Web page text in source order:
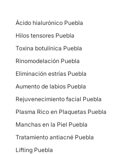
Radiofrecuencia
Tratamientos anticelulíticos
Cavitación
Ácido hialurónico Puebla
Hilos tensores Puebla
Toxina botulínica Puebla
Rinomodelación Puebla
Eliminación estrías Puebla
Aumento de labios Puebla
Rejuvenecimiento facial Puebla
Plasma Rico en Plaquetas Puebla
Manchas en la Piel Puebla
Tratamiento antiacné Puebla
Lifting Puebla